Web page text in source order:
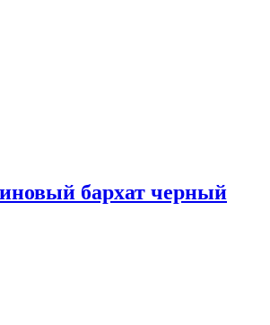
бархат черный